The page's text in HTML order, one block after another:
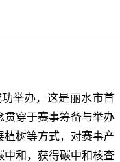
举办，这是丽水市首
贯穿于赛事筹备与举办
植树等方式，对赛事产
中和，获得碳中和核查